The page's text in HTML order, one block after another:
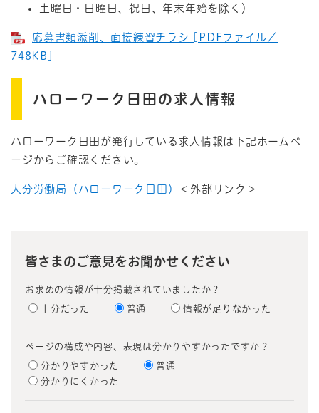
土曜日・日曜日、祝日、年末年始を除く）
応募書類添削、面接練習チラシ [PDFファイル／
748KB]
ハローワーク日田の求人情報
ハローワーク日田が発行している求人情報は下記ホームペ
ージからご確認ください。
大分労働局（ハローワーク日田） ＜外部リンク＞
皆さまのご意見をお聞かせください
お求めの情報が十分掲載されていましたか？
十分だった 普通 情報が足りなかった
ページの構成や内容、表現は分かりやすかったですか？
分かりやすかった
普通
分かりにくかった